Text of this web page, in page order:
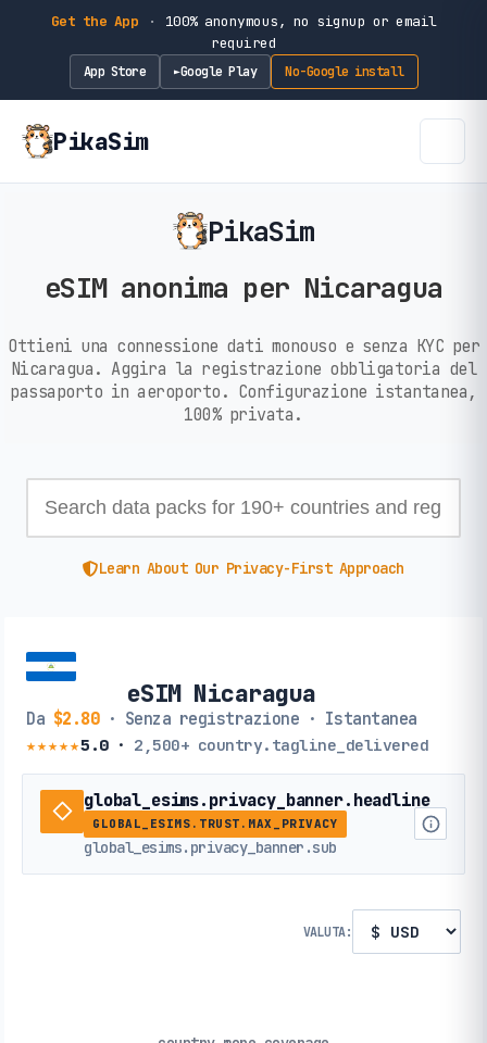
Get the App ·
100% anonymous, no signup or email
required
App Store ►Google Play No-Google install
PikaSim
PikaSim
eSIM anonima per Nicaragua
Ottieni una connessione dati monouso e senza KYC per
Nicaragua. Aggira la registrazione obbligatoria del
passaporto in aeroporto. Configurazione istantanea,
100% privata.
Learn About Our Privacy-First Approach
eSIM Nicaragua
Da $2.80· Senza registrazione · Istantanea
★★★★★5.0· 2,500+ country.tagline_delivered
global_esims.privacy_banner.headline
GLOBAL_ESIMS.TRUST.MAX_PRIVACY
global_esims.privacy_banner.sub
VALUTA: